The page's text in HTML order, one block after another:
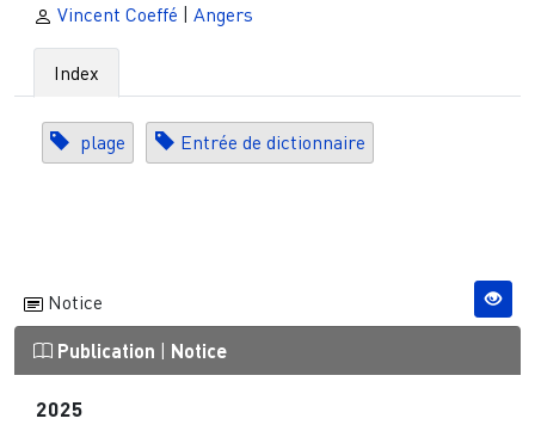
Vincent Coeffé | Angers
Index
plage Entrée de dictionnaire
Notice
Publication Notice
2025